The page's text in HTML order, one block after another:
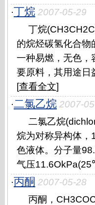
·丁烷 2007-05-29
丁烷
的烷烃碳氢化合物
一种易燃，无色，
要原料，其用途日
[查看全文]
·二氯乙烷 2007-
二氯乙烷
烷为对称异构体
色液体。分子量
气压
·丙酮 2007-05-28
丙酮，